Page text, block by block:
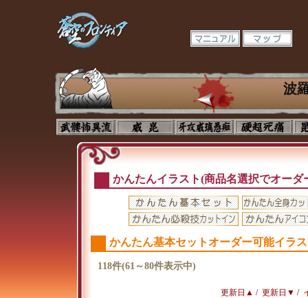
波
かんたんイラスト(商品名選択でオー
かんたん基本セットオーダー可能イラ
118件(61～80件表示中)
更新日▲ / 更新日▼ /